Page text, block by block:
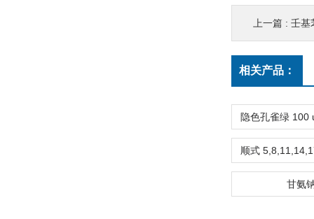
上一篇 : 壬基
相关产品：
甘氨